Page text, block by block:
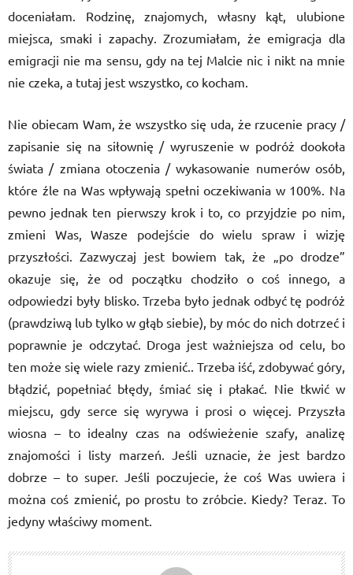
doceniałam. Rodzinę, znajomych, własny kąt, ulubione
miejsca, smaki i zapachy. Zrozumiałam, że emigracja dla
emigracji nie ma sensu, gdy na tej Malcie nic i nikt na mnie
nie czeka, a tutaj jest wszystko, co kocham.
Nie obiecam Wam, że wszystko się uda, że rzucenie pracy /
zapisanie się na siłownię / wyruszenie w podróż dookoła
świata / zmiana otoczenia / wykasowanie numerów osób,
które źle na Was wpływają spełni oczekiwania w 100%. Na
pewno jednak ten pierwszy krok i to, co przyjdzie po nim,
zmieni Was, Wasze podejście do wielu spraw i wizję
przyszłości. Zazwyczaj jest bowiem tak, że „po drodze”
okazuje się, że od początku chodziło o coś innego, a
odpowiedzi były blisko. Trzeba było jednak odbyć tę podróż
(prawdziwą lub tylko w głąb siebie), by móc do nich dotrzeć i
poprawnie je odczytać. Droga jest ważniejsza od celu, bo
ten może się wiele razy zmienić.. Trzeba iść, zdobywać góry,
błądzić, popełniać błędy, śmiać się i płakać. Nie tkwić w
miejscu, gdy serce się wyrywa i prosi o więcej. Przyszła
wiosna – to idealny czas na odświeżenie szafy, analizę
znajomości i listy marzeń. Jeśli uznacie, że jest bardzo
dobrze – to super. Jeśli poczujecie, że coś Was uwiera i
można coś zmienić, po prostu to zróbcie. Kiedy? Teraz. To
jedyny właściwy moment.